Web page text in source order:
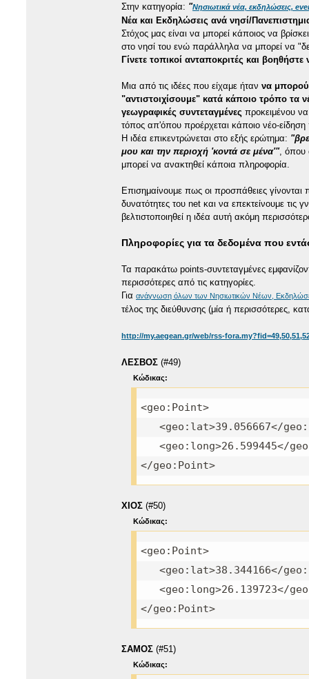
Στην κατηγορία: "Νησιωτικά νέα, εκδηλώσεις,
Νέα και Εκδηλώσεις ανά νησί/
Στόχος μας είναι να μπορεί κάποιος να
στο νησί του ενώ παράλληλα να μπορεί να
Γίνετε τοπικοί ανταποκριτές και
Μια από τις ιδέες που είχαμε ήταν να
"αντιστοιχίσουμε" κατά κάποιο τρόπο τα
γεωγραφικές συντεταγμένες προκειμένου
τόπος απ'όπου προέρχεται κάποιο νέο-
Η ιδέα επικεντρώνεται στο εξής ερώτημα:
μου και την περιοχή 'κοντά σε μένα'", όπου
μπορεί να ανακτηθεί κάποια πληροφορία.
Επισημαίνουμε πως οι προσπάθειες
δυνατότητες του net και να επεκτείνουμε
βελτιστοποιηθεί η ιδέα αυτή ακόμη
Πληροφορίες για τα δεδομένα που
Τα παρακάτω points-συντεταγμένες
περισσότερες από τις κατηγορίες.
Για ανάγνωση όλων των Νησιωτικών Νέων,
τέλος της διεύθυνσης (μία ή περισσότερες,
http://my.aegean.gr/web/rss-
ΛΕΣΒΟΣ (#49)
Κώδικας:
<geo:Point>
<geo:lat>39.056667</
<geo:long>26.599445</
</geo:Point>
ΧΙΟΣ (#50)
Κώδικας:
<geo:Point>
<geo:lat>38.344166</
<geo:long>26.139723</
</geo:Point>
ΣΑΜΟΣ (#51)
Κώδικας: